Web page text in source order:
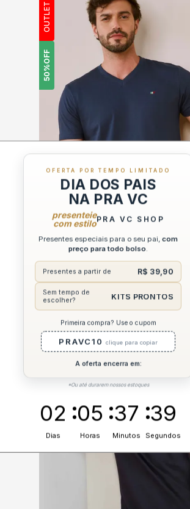
50%
OFF
OUTLET
Camiseta Masculina Manga Curta
Gola V La Rossi
R$ 99,90
OFERTA POR TEMPO LIMITADO
DIA DOS PAIS
NA PRA VC
presenteie
com estiloPRA VC SHOP
Presentes especiais para o seu pai, com
preço para todo bolso.
Presentes a partir de R$ 39,90
Sem tempo de
escolher?
KITS PRONTOS
Primeira compra? Use o cupom
PRAVC10 clique para copiar
A oferta encerra em:
*Ou até durarem nossos estoques
02
Dias
05
Horas
37
Minutos
37
Segundos